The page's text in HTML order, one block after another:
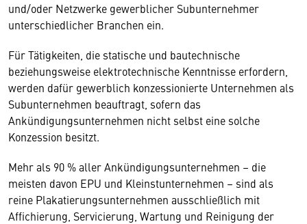
und/oder Netzwerke gewerblicher Subunternehmer
unterschiedlicher Branchen ein.
Für Tätigkeiten, die statische und bautechnische
beziehungsweise elektrotechnische Kenntnisse erfordern,
werden dafür gewerblich konzessionierte Unternehmen als
Subunternehmen beauftragt, sofern das
Ankündigungsunternehmen nicht selbst eine solche
Konzession besitzt.
Mehr als 90 % aller Ankündigungsunternehmen – die
meisten davon EPU und Kleinstunternehmen – sind als
reine Plakatierungsunternehmen ausschließlich mit
Affichierung, Servicierung, Wartung und Reinigung der